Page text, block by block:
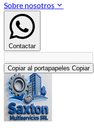
Sobre nosotros
Contactar
Copiar al portapapeles Copiar